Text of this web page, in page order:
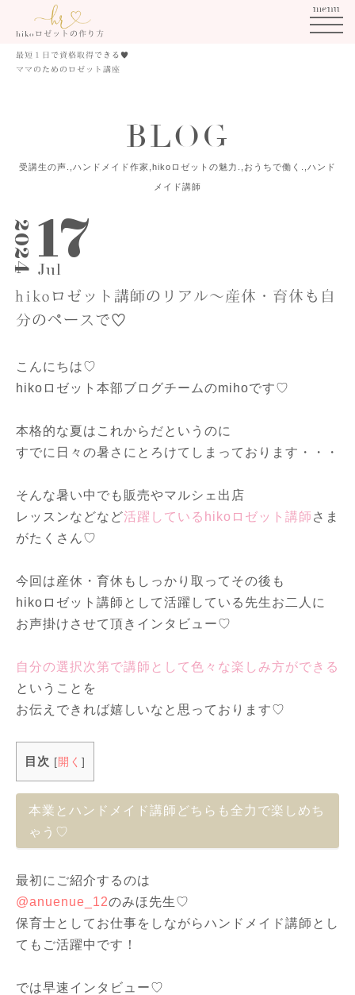
hiko ロゼットの作り方
menu
最短１日で資格取得できる♥
ママのためのロゼット講座
BLOG
受講生の声.,ハンドメイド作家,hikoロゼットの魅力.,おうちで働く.,ハンド
メイド講師
202417
Jul
hikoロゼット講師のリアル〜産休・育休も自
分のペースで♡
こんにちは♡
hikoロゼット本部ブログチームのmihoです♡
本格的な夏はこれからだというのに
すでに日々の暑さにとろけてしまっております・・・
そんな暑い中でも販売やマルシェ出店
レッスンなどなど活躍しているhikoロゼット講師 さま
がたくさん♡
今回は産休・育休もしっかり取ってその後も
hikoロゼット講師として活躍している先生お二人に
お声掛けさせて頂きインタビュー♡
自分の選択次第で講師として色々な楽しみ方ができる
ということを
お伝えできれば嬉しいなと思っております♡
目次 [ 開く ]
本業とハンドメイド講師どちらも全力で楽しめち
ゃう♡
最初にご紹介するのは
@anuenue_12のみほ先生♡
保育士としてお仕事をしながらハンドメイド講師とし
てもご活躍中です！
では早速インタビュー♡